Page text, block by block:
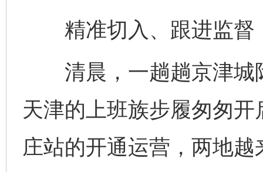
精准切入、跟进监督
清晨，一趟趟京津城
天津的上班族步履匆匆
庄站的开通运营，两地越